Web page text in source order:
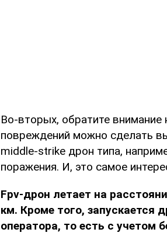
Во-вторых, обратите
повреждений можно сделать
middle-strike дрон типа,
поражения. И, это самое
Fpv-дрон летает на
км. Кроме того, запускается
оператора, то есть с учетом